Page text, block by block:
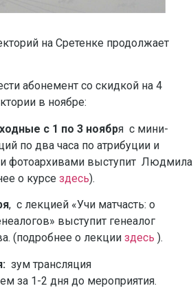
на Сретенке продолжает
абонемент со скидкой на 4
в ноябре:
с 1 по 3 ноября с мини-
по два часа по атрибуции и
фотоархивами выступит Людмила
о курсе здесь).
, с лекцией «Учи матчасть: о
выступит генеалог
(подробнее о лекции здесь ).
зум трансляция
за 1-2 дня до мероприятия.